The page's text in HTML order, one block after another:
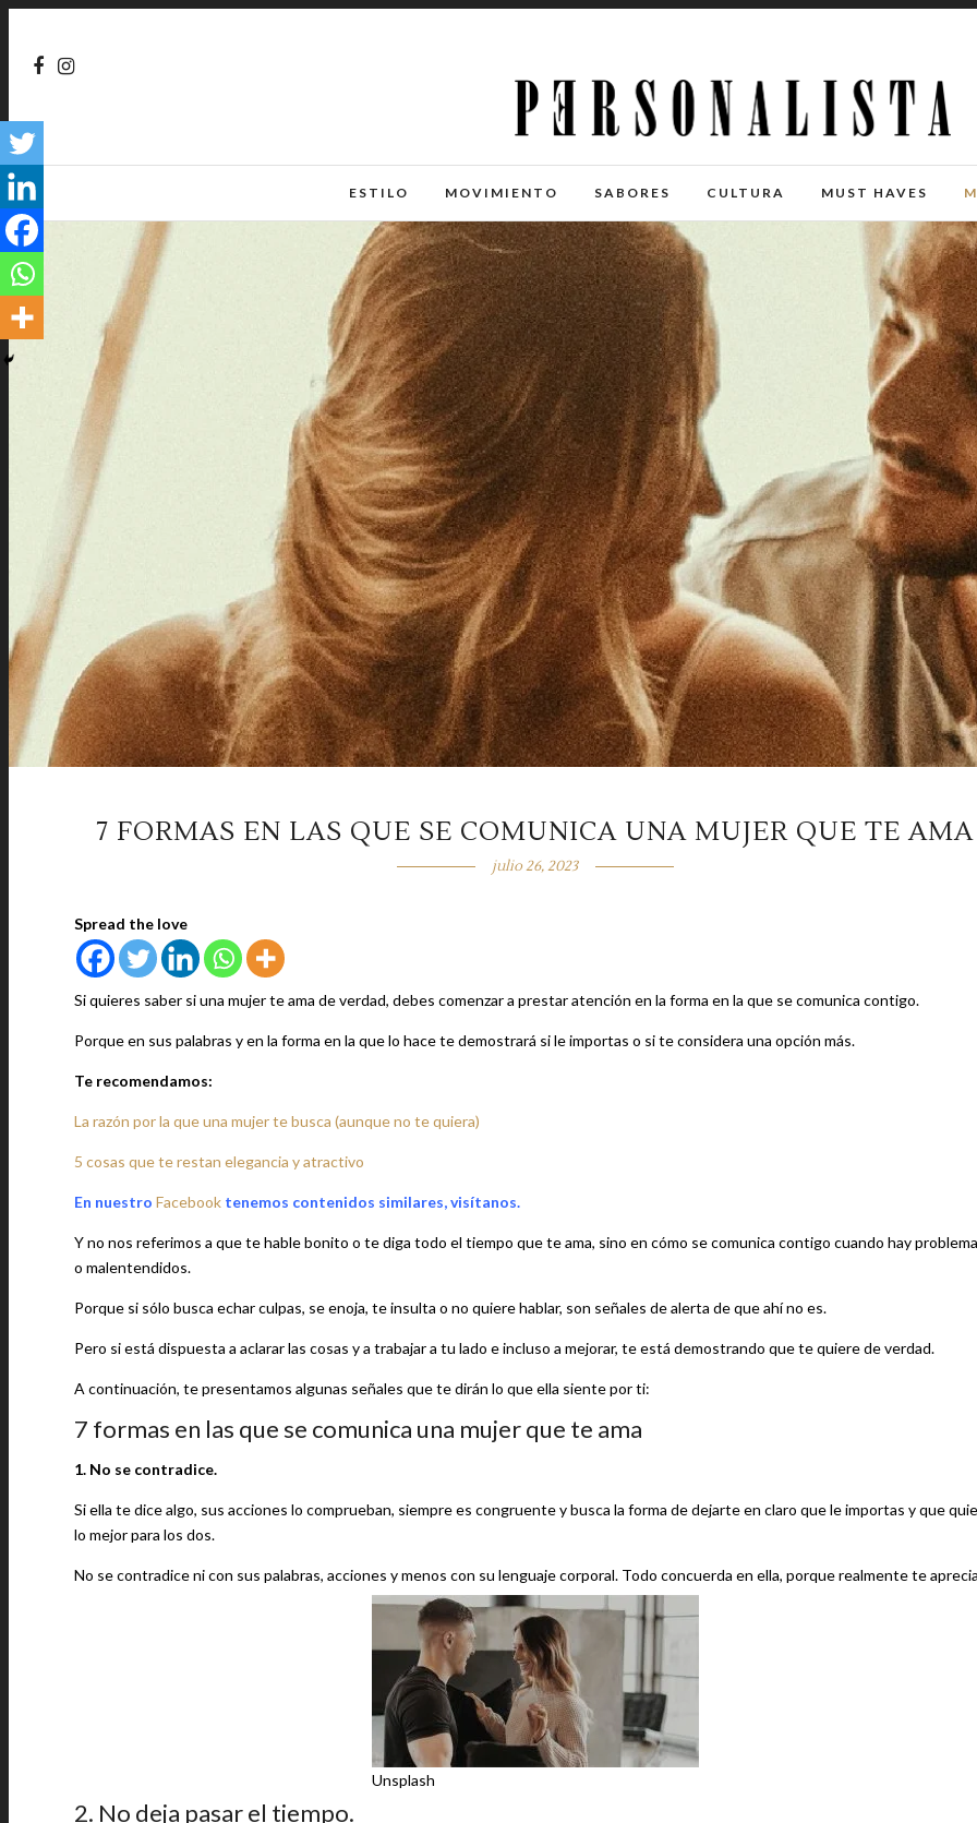
ESTILO MOVIMIENTO SABORES CULTURA MUST HAVES
7 FORMAS EN LAS QUE SE COMUNICA UNA MUJER QUE TE AMA
julio 26, 2023
Spread the love
Si quieres saber si una mujer te ama de verdad, debes comenzar a prestar atención en la forma en la que se comunica contigo.
Porque en sus palabras y en la forma en la que lo hace te demostrará si le importas o si te considera una opción más.
Te recomendamos:
La razón por la que una mujer te busca (aunque no te quiera)
5 cosas que te restan elegancia y atractivo
En nuestro Facebook tenemos contenidos similares, visítanos.
Y no nos referimos a que te hable bonito o te diga todo el tiempo que te ama, sino en cómo se comunica contigo cuando hay
o malentendidos.
Porque si sólo busca echar culpas, se enoja, te insulta o no quiere hablar, son señales de alerta de que ahí no es.
Pero si está dispuesta a aclarar las cosas y a trabajar a tu lado e incluso a mejorar, te está demostrando que te quiere de verdad.
A continuación, te presentamos algunas señales que te dirán lo que ella siente por ti:
7 formas en las que se comunica una mujer que te ama
1. No se contradice.
Si ella te dice algo, sus acciones lo comprueban, siempre es congruente y busca la forma de dejarte en claro que le importas y que
lo mejor para los dos.
No se contradice ni con sus palabras, acciones y menos con su lenguaje corporal. Todo concuerda en ella, porque realmente te
Unsplash
2. No deja pasar el tiempo.